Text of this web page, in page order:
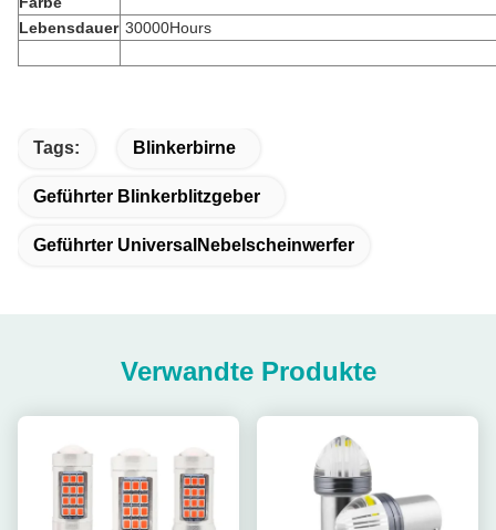
Lebensdauer 30000Hours
Tags: Blinkerbirne
Geführter Blinkerblitzgeber
Geführter UniversalNebelscheinwerfer
Verwandte Produkte